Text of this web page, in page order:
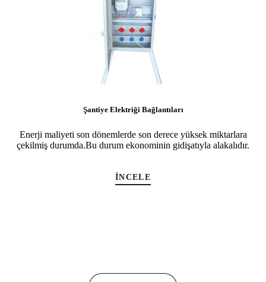
Şantiye Elektriği Bağlantıları
Enerji maliyeti son dönemlerde son derece yüksek miktarlara
çekilmiş durumda.Bu durum ekonominin gidişatıyla alakalıdır.
İNCELE